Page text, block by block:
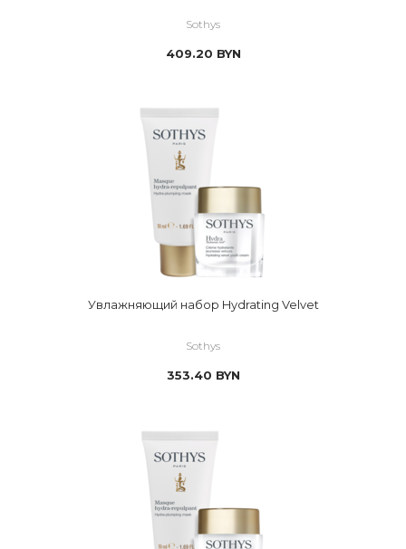
Sothys
409.20 BYN
Увлажняющий набор Hydrating Velvet
Sothys
353.40 BYN